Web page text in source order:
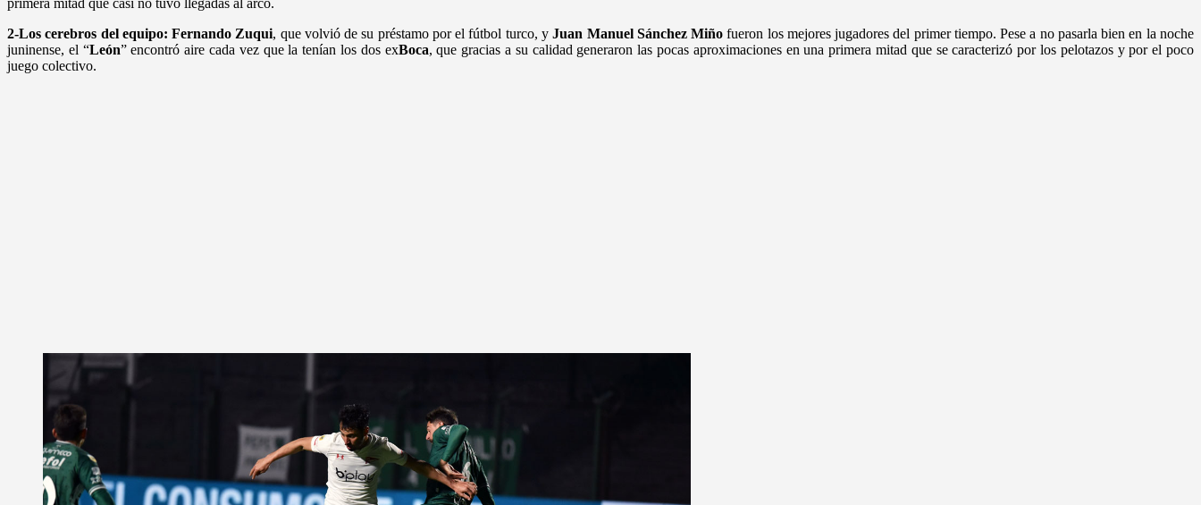
2-Los cerebros del equipo: Fernando Zuqui, que volvió de su préstamo por el fútbol turco, yJuan Manuel Sánchez Miño fueron los mejores jugadores del primer tiempo. Pese a no pasarla bien en la noche
juninense, el “León” encontró aire cada vez que la tenían los dos exBoca, que gracias a su calidad generaron las pocas aproximaciones en una primera mitad que se caracterizó por los pelotazos y por el poco
juego colectivo.